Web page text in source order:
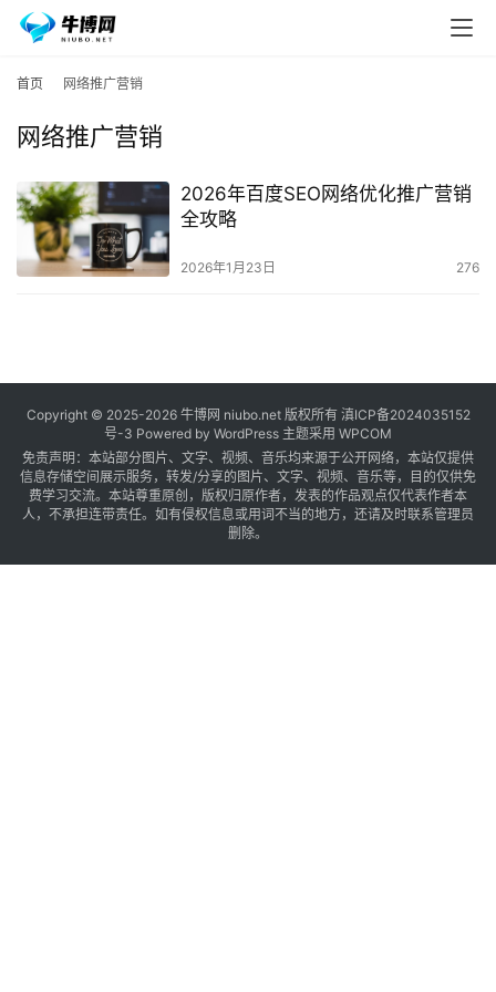
首页 网络推广营销
网络推广营销
2026年百度SEO网络优化推广营销
全攻略
2026年1月23日 276
Copyright © 2025-2026 牛博网 niubo.net 版权所有 滇ICP备2024035152
号-3 Powered by WordPress 主题采用 WPCOM
免责声明：本站部分图片、文字、视频、音乐均来源于公开网络，本站仅提供
信息存储空间展示服务，转发/分享的图片、文字、视频、音乐等，目的仅供免
费学习交流。本站尊重原创，版权归原作者，发表的作品观点仅代表作者本
人，不承担连带责任。如有侵权信息或用词不当的地方，还请及时联系管理员
删除。